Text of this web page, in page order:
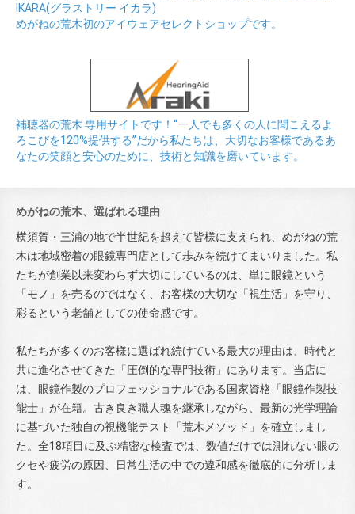
IKARA(グラストリー イカラ)
めがねの荒木初のアイウェアセレクトショップです。
補聴器の荒木 専用サイトです！“一人でも多くの人に聞こえるよ
ろこびを120%提供する”だから私たちは、大切なお客様であるあ
なたの笑顔と安心のために、技術と知識を磨いています。
めがねの荒木、選ばれる理由
横須賀・三浦の地で半世紀を超えて皆様に支えられ、めがねの荒
木は地域密着の眼鏡専門店として歩みを続けてまいりました。私
たちが創業以来変わらず大切にしているのは、単に眼鏡という
「モノ」を売るのではなく、お客様の大切な「視生活」を守り、
彩るという老舗としての使命感です。
私たちが多くのお客様に選ばれ続けている最大の理由は、時代と
共に進化させてきた「圧倒的な専門技術」にあります。当店に
は、眼鏡作製のプロフェッショナルである国家資格「眼鏡作製技
能士」が在籍。古き良き職人魂を継承しながら、最新の光学理論
に基づいた独自の視機能テスト「荒木メソッド」を確立しまし
た。全18項目に及ぶ精密な検査では、数値だけでは測れない眼の
クセや疲労の原因、日常生活の中での違和感を徹底的に分析しま
す。